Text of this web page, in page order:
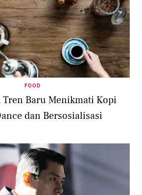
FOOD
Tren Baru Menikmati Kopi
dan Bersosialisasi